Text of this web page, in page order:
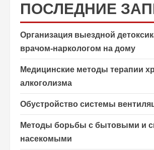
ПОСЛЕДНИЕ
Организация выездной
врачом-наркологом на дому
Медицинские методы терапии
алкоголизма
Обустройство системы
Методы борьбы с бытовыми и
насекомыми